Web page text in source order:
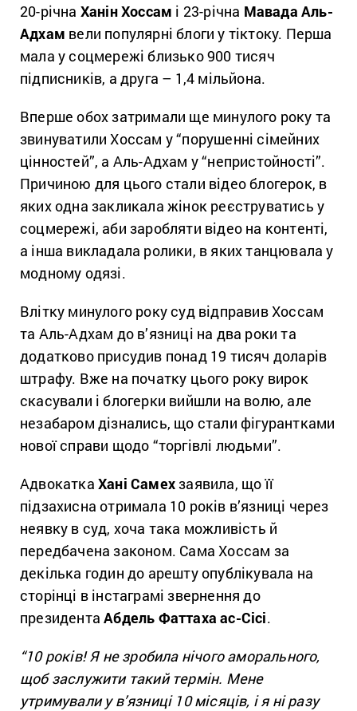
20-річна Ханін Хоссам і 23-річна Мавада Аль-
Адхам вели популярні блоги у тіктоку. Перша
мала у соцмережі близько 900 тисяч
підписників, а друга – 1,4 мільйона.
Вперше обох затримали ще минулого року та
звинуватили Хоссам у “порушенні сімейних
цінностей”, а Аль-Адхам у “непристойності”.
Причиною для цього стали відео блогерок, в
яких одна закликала жінок реєструватись у
соцмережі, аби заробляти відео на контенті,
а інша викладала ролики, в яких танцювала у
модному одязі.
Влітку минулого року суд відправив Хоссам
та Аль-Адхам до в’язниці на два роки та
додатково присудив понад 19 тисяч доларів
штрафу. Вже на початку цього року вирок
скасували і блогерки вийшли на волю, але
незабаром дізнались, що стали фігурантками
нової справи щодо “торгівлі людьми”.
Адвокатка Хані Самехзаявила, що її
підзахисна отримала 10 років в’язниці через
неявку в суд, хоча така можливість й
передбачена законом. Сама Хоссам за
декілька годин до арешту опублікувала на
сторінці в інстаграмі звернення до
президентаАбдель Фаттаха ас-Сісі.
“10 років! Я не зробила нічого аморального,
щоб заслужити такий термін. Мене
утримували у в’язниці 10 місяців, і я ні разу